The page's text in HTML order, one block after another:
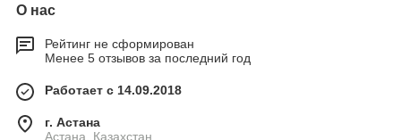
О нас
Рейтинг не сформирован
Менее 5 отзывов за последний год
Работает с 14.09.2018
г. Астана
Астана, Казахстан